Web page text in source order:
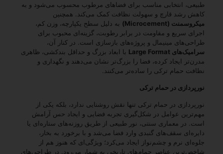
طبیعی، انتخابی مناسب برای فضاهای مرطوب محسوب می‌شود و به
کاهش رشد قارچ و سهولت نظافت کمک می‌کند. همچنین
میکروسمنت (Microcement)
به دلیل سطح یکپارچه، وزن کم،
اجرای سریع و مقاومت در برابر رطوبت، گزینه‌ای محبوب برای
طراحی‌های مینیمال و پروژه‌های بازسازی است. در کنار آن،
سرامیک‌های Large Format
با ابعاد بزرگ و حداقل بندکشی، ظاهری
مدرن‌تر ایجاد کرده، فضا را بزرگ‌تر نشان می‌دهند و نگهداری و
نظافت حمام ترکی را ساده‌تر می‌کنند.
نورپردازی در حمام ترکی
نورپردازی در حمام ترکی تنها نقش روشنایی ندارد، بلکه یکی از
مهم‌ترین عوامل در شکل‌گیری تجربه فضایی و ایجاد حس آرامش
است. در معماری سنتی، نور طبیعی از طریق روزنه‌های ستاره‌ای یا
دایره‌ای سقف‌های گنبدی وارد فضا می‌شد و با برخورد به بخار،
جلوه‌ای نرم و چشم‌نواز ایجاد می‌کرد؛ ویژگی‌ای که هنوز هم از
شاخص‌ترین عناصر حمام‌های تاریخی به شمار می‌رود. در طراحی‌های